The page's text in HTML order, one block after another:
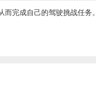
完成自己的驾驶挑战任务。